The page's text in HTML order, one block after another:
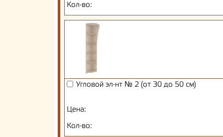
Кол-во:
Угловой эл-нт № 2 (от 30 до 50 см)
Цена:
Кол-во: